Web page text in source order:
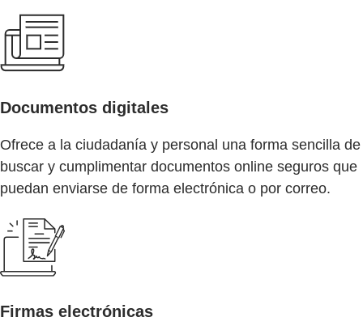
Documentos digitales
Ofrece a la ciudadanía y personal una forma sencilla de
buscar y cumplimentar documentos online seguros que
puedan enviarse de forma electrónica o por correo.
Firmas electrónicas